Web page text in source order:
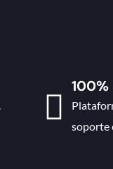
100%
soporte